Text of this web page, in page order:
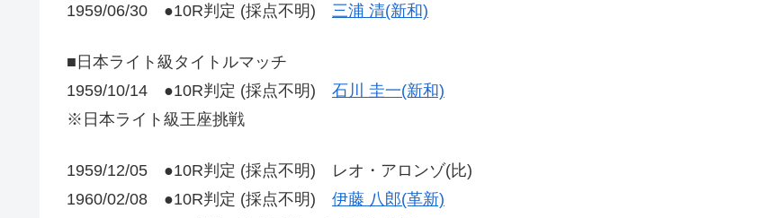
1959/06/30 ●10R判定 (採点不明) 三浦 清(新和)
■日本ライト級タイトルマッチ
1959/10/14 ●10R判定 (採点不明) 石川 圭一(新和)
※日本ライト級王座挑戦
1959/12/05 ●10R判定 (採点不明) レオ・アロンゾ(比)
1960/02/08 ●10R判定 (採点不明) 伊藤 八郎(革新)